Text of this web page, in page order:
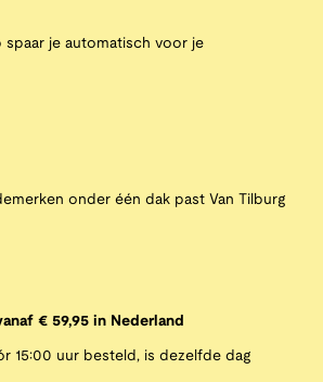
spaar je automatisch voor je
onder één dak past Van Tilburg
€ 59,95 in Nederland
15:00 uur besteld, is dezelfde dag